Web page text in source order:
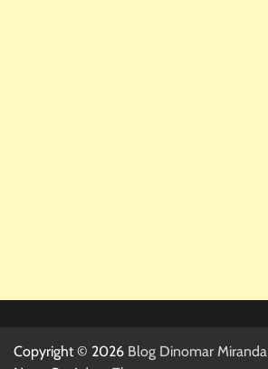
Copyright © 2026 Blog Dinomar Miranda